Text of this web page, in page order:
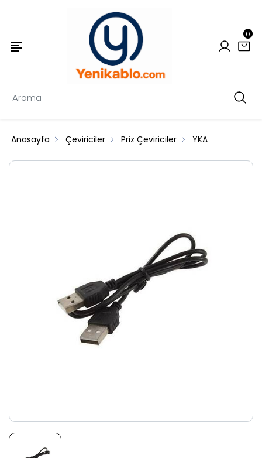
0
Anasayfa Çeviriciler Priz Çeviriciler YKA